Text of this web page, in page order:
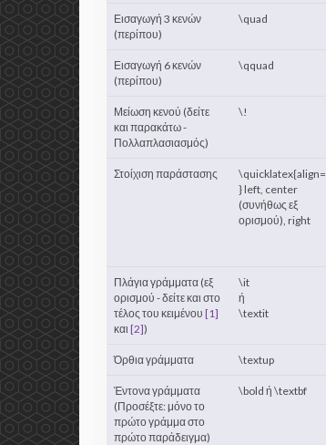
Εισαγωγή 3 κενών
(περίπου)
\quad
Εισαγωγή 6 κενών
(περίπου)
\qquad
Μείωση κενού (δείτε
και παρακάτω -
Πολλαπλασιασμός)
\!
Στοίχιση παράστασης
\quicklatex{align=
} left, center
(συνήθως εξ
ορισμού), right
Πλάγια γράμματα (εξ
ορισμού - δείτε και στο
τέλος του κειμένου [1]
και [2])
\it
ή
\textit
Όρθια γράμματα \textup
Έντονα γράμματα
(Προσέξτε: μόνο το
πρώτο γράμμα στο
πρώτο παράδειγμα)
\bold ή \textbf